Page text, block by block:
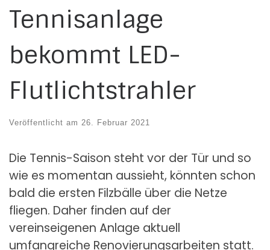
Tennisanlage
bekommt LED-
Flutlichtstrahler
Veröffentlicht am 26. Februar 2021
Die Tennis-Saison steht vor der Tür und so
wie es momentan aussieht, könnten schon
bald die ersten Filzbälle über die Netze
fliegen. Daher finden auf der
vereinseigenen Anlage aktuell
umfangreiche Renovierungsarbeiten statt.